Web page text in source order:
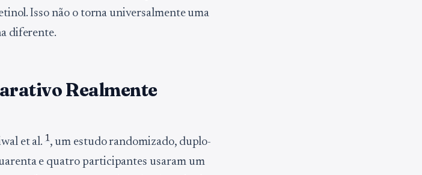
Isso não o torna universalmente uma
diferente.
Realmente
et al.1, um estudo randomizado, duplo-
e quatro participantes usaram um